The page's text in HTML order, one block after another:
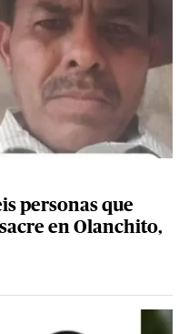
personas que
en Olanchito,